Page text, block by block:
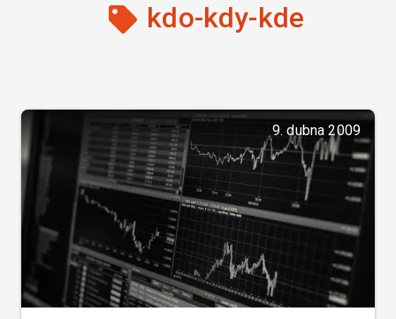
kdo-kdy-kde
9. dubna 2009